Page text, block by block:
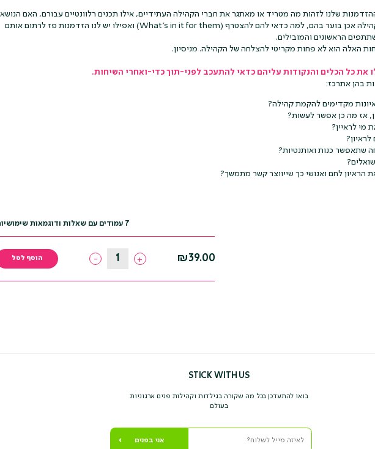
שלנו לזהות מה מטריד או מאתגר את חברי הקהילה העתידיים, אילו תכנים רלוונטיים עבורם, האם הנושא
סביבו נרצה להקים קהילה אכן בוער בהם, למה כדאי להם להצטרף (What’s in it for them) ואפילו יש לנו הזדמנות פז לרתום אותם
הראשונים והמובילים.
האלה הוא לא פחות מקריטי להצלחה של הקהילה. מניסיון.
את כל הכלים והנקודות עליהם כדאי להתעכב לפני-תוך כדי-ואחרי השיחות.
בהן אתרכז:
מקדימים להקמת קהילה?
אז מה כן אפשר לעשות?
מי לראיין?
לראיון?
שתאפשר כנות ואותנטיות?
הראיון לחם ואנושי כך שייווצר קשר מתמשך?
7 עמודים עם שאלות ודוגמאות שימושיות
₪39.00
+
- הוסף לסל
STICK WITH US
בואו להתעדכן בכל מה שקורה בגילדות וקהילות פנים ארגוניות
בעולם